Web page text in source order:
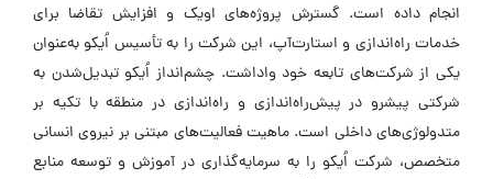
انجام داده است. گسترش پروژه‌های اویک و افزایش تقاضا برای
خدمات راه‌اندازی و استارت‌آپ، این شرکت را به تأسیس اُیکو به‌عنوان
یکی از شرکت‌های تابعه خود واداشت. چشم‌انداز اُیکو تبدیل‌شدن به
شرکتی پیشرو در پیش‌راه‌اندازی و راه‌اندازی در منطقه با تکیه بر
متدولوژی‌های داخلی است. ماهیت فعالیت‌های مبتنی بر نیروی انسانی
متخصص، شرکت اُیکو را به سرمایه‌گذاری در آموزش و توسعه منابع